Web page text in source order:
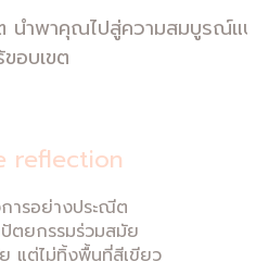
นำพาคุณไปสู่ความสมบูรณ์แ
อบเขต
reflection
ารอย่างประณีต
ตยกรรมร่วมสมัย
แต่ไม่ทิ้งพื้นที่สีเขียว